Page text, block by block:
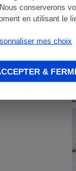
conserverons
en utilisant le
mes choix
&